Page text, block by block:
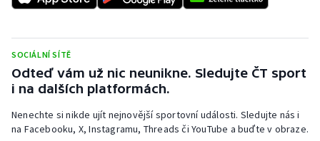
Short track
Sportovní střelba
Stolní tenis
SOCIÁLNÍ SÍTĚ
Odteď vám už nic neunikne. Sledujte ČT sport
i na dalších platformách.
Nenechte si nikde ujít nejnovější sportovní události. Sledujte nás i
na Facebooku, X, Instagramu, Threads či YouTube a buďte v obraze.